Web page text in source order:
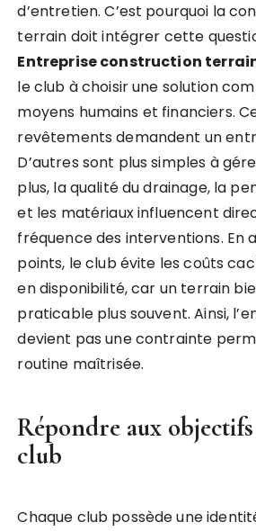
d’entretien. C’est pourquoi la
terrain doit intégrer cette
Entreprise construction
le club à choisir une solution
moyens humains et financiers.
revêtements demandent un
D’autres sont plus simples à
plus, la qualité du drainage, la
et les matériaux influencent
fréquence des interventions. En
points, le club évite les coûts
en disponibilité, car un terrain
praticable plus souvent. Ainsi,
devient pas une contrainte
routine maîtrisée.
Répondre aux
club
Chaque club possède une